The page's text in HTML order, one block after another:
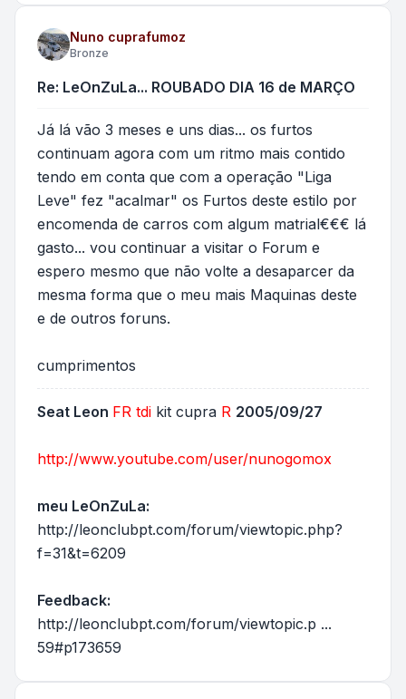
Nuno cuprafumoz
Bronze
Re: LeOnZuLa... ROUBADO DIA 16 de MARÇO
Já lá vão 3 meses e uns dias... os furtos
continuam agora com um ritmo mais contido
tendo em conta que com a operação "Liga
Leve" fez "acalmar" os Furtos deste estilo por
encomenda de carros com algum matrial€€€ lá
gasto... vou continuar a visitar o Forum e
espero mesmo que não volte a desaparcer da
mesma forma que o meu mais Maquinas deste
e de outros foruns.
cumprimentos
Seat Leon FR tdi kit cupra R 2005/09/27
http://www.youtube.com/user/nunogomox
meu LeOnZuLa:
http://leonclubpt.com/forum/viewtopic.php?
f=31&t=6209
Feedback:
http://leonclubpt.com/forum/viewtopic.p ...
59#p173659